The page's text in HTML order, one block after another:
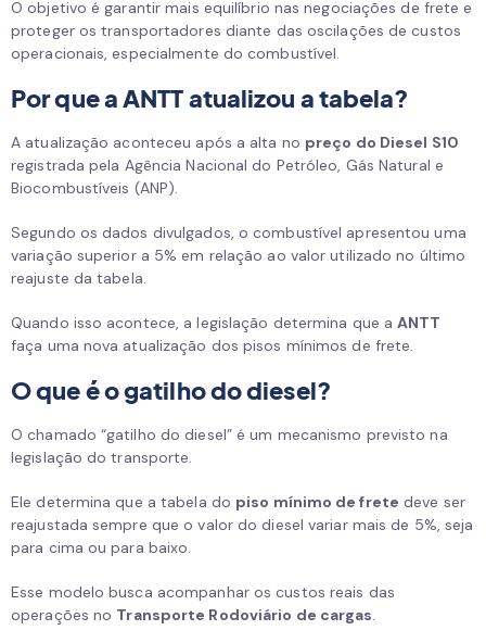
O objetivo é garantir mais equilíbrio nas negociações de frete e
proteger os transportadores diante das oscilações de custos
operacionais, especialmente do combustível.
Por que a ANTT atualizou a tabela?
A atualização aconteceu após a alta no preço do Diesel S10
registrada pela Agência Nacional do Petróleo, Gás Natural e
Biocombustíveis (ANP).
Segundo os dados divulgados, o combustível apresentou uma
variação superior a 5% em relação ao valor utilizado no último
reajuste da tabela.
Quando isso acontece, a legislação determina que aANTT
faça uma nova atualização dos pisos mínimos de frete.
O que é o gatilho do diesel?
O chamado “gatilho do diesel” é um mecanismo previsto na
legislação do transporte.
Ele determina que a tabela do piso mínimo de frete deve ser
reajustada sempre que o valor do diesel variar mais de 5%, seja
para cima ou para baixo.
Esse modelo busca acompanhar os custos reais das
operações no Transporte Rodoviário de cargas.